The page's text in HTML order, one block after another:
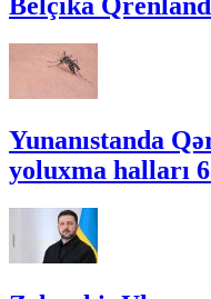
Belçika
Yunanıstanda
yoluxma halları